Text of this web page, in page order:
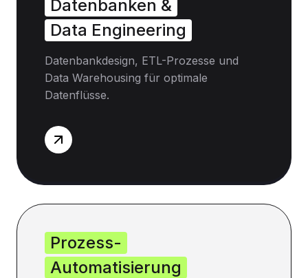
Datenbanken &
Data Engineering
Datenbankdesign, ETL-Prozesse und
Data Warehousing für optimale
Datenflüsse.
Prozess-
Automatisierung